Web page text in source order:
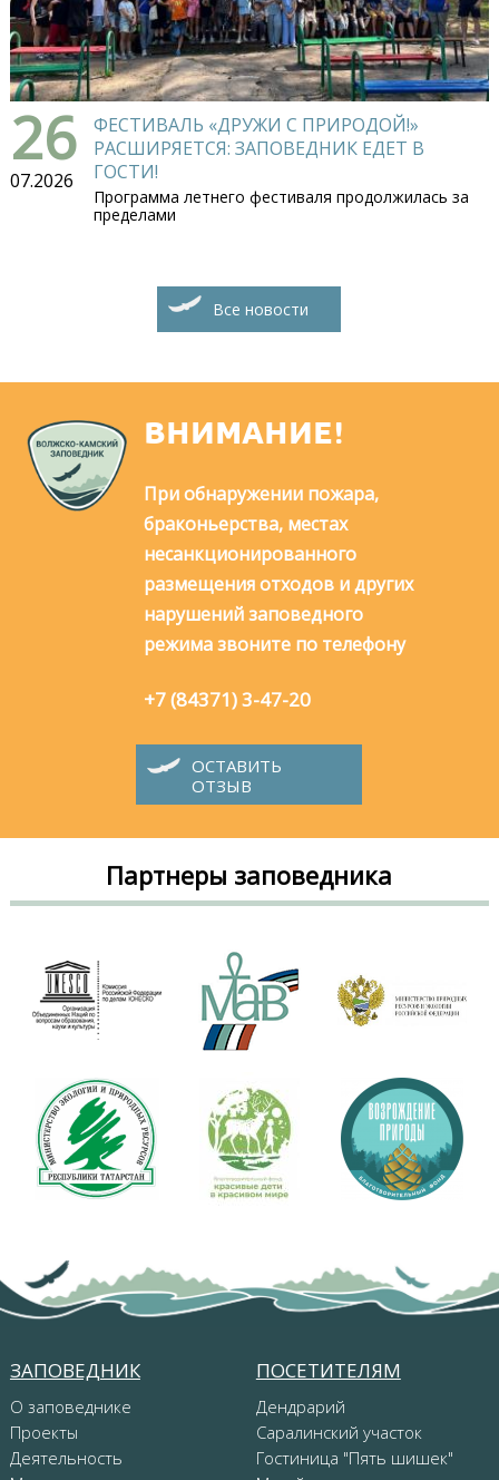
26
07.2026
ФЕСТИВАЛЬ «ДРУЖИ С ПРИРОДОЙ!»
РАСШИРЯЕТСЯ: ЗАПОВЕДНИК ЕДЕТ В
ГОСТИ!
Программа летнего фестиваля продолжилась за
пределами
Все новости
ВНИМАНИЕ!
При обнаружении пожара,
браконьерства, местах
несанкционированного
размещения отходов и других
нарушений заповедного
режима звоните по телефону
+7 (84371) 3-47-20
ОСТАВИТЬ
ОТЗЫВ
Партнеры заповедника
ЗАПОВЕДНИК
О заповеднике
Проекты
Деятельность
ПОСЕТИТЕЛЯМ
Дендрарий
Саралинский участок
Гостиница "Пять шишек"